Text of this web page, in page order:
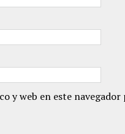
y web en este navegador